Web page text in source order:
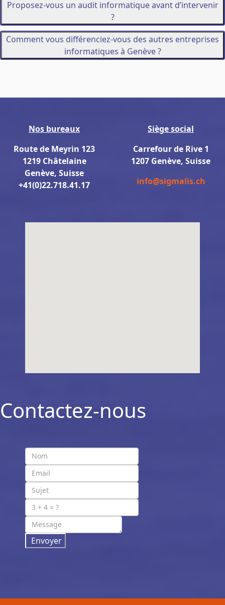
Proposez-vous un audit informatique avant d’intervenir
?
Comment vous différenciez-vous des autres entreprises
informatiques à Genève ?
Nos bureaux
Route de Meyrin 123
1219 Châtelaine
Genève, Suisse
+41(0)22.718.41.17
Siège social
Carrefour de Rive 1
1207 Genève, Suisse
info@sigmalis.ch
Contactez-nous
Envoyer